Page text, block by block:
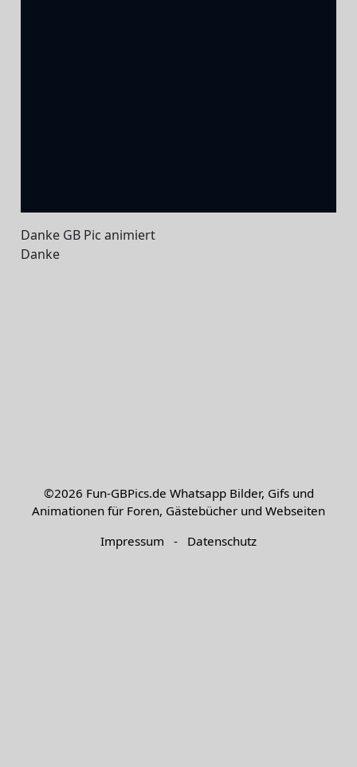
Danke GB Pic animiert
Danke
©2026 Fun-GBPics.de Whatsapp Bilder, Gifs und
Animationen für Foren, Gästebücher und Webseiten
Impressum - Datenschutz